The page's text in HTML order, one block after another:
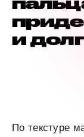
и
По текстуре